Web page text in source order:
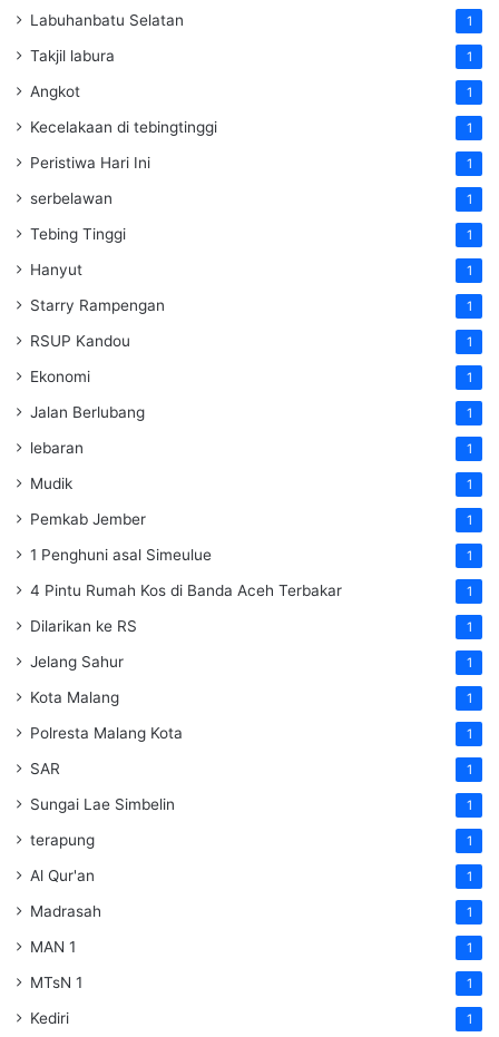
Labuhanbatu Selatan 1
Takjil labura 1
Angkot 1
Kecelakaan di tebingtinggi 1
Peristiwa Hari Ini 1
serbelawan 1
Tebing Tinggi 1
Hanyut 1
Starry Rampengan 1
RSUP Kandou 1
Ekonomi 1
Jalan Berlubang 1
lebaran 1
Mudik 1
Pemkab Jember 1
1 Penghuni asal Simeulue 1
4 Pintu Rumah Kos di Banda Aceh Terbakar 1
Dilarikan ke RS 1
Jelang Sahur 1
Kota Malang 1
Polresta Malang Kota 1
SAR 1
Sungai Lae Simbelin 1
terapung 1
Al Qur'an 1
Madrasah 1
MAN 1 1
MTsN 1 1
Kediri 1